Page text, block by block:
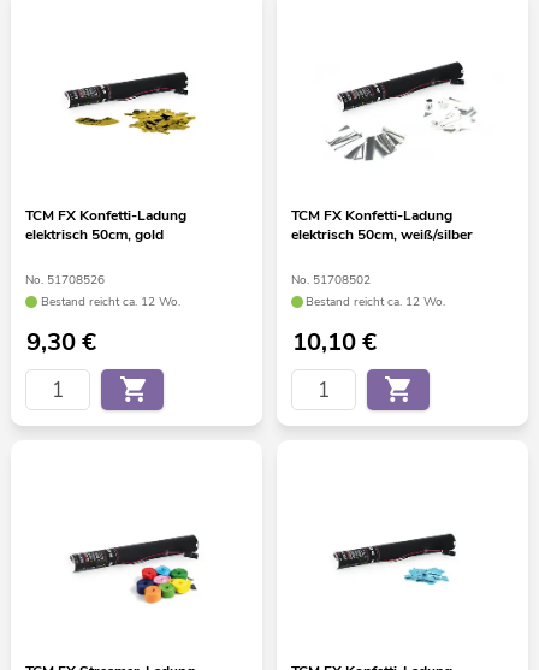
TCM FX Konfetti-Ladung
elektrisch 50cm, gold
No. 51708526
Bestand reicht ca. 12 Wo.
9,30€
TCM FX Konfetti-Ladung
elektrisch 50cm, weiß/silber
No. 51708502
Bestand reicht ca. 12 Wo.
10,10€